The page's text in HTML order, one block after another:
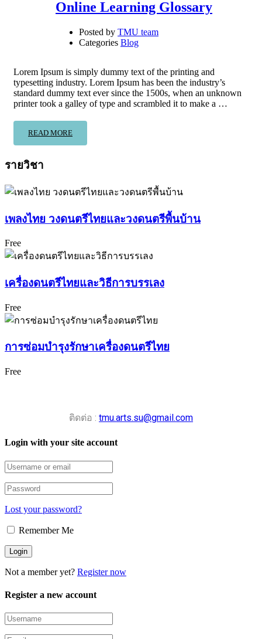
Online Learning Glossary
Posted by TMU team
Categories Blog
Lorem Ipsum is simply dummy text of the printing and
typesetting industry. Lorem Ipsum has been the industry’s
standard dummy text ever since the 1500s, when an unknown
printer took a galley of type and scrambled it to make a …
READ MORE
รายวิชา
เพลงไทย วงดนตรีไทยและวงดนตรีพื้นบ้าน
Free
เครื่องดนตรีไทยและวิธีการบรรเลง
Free
การซ่อมบำรุงรักษาเครื่องดนตรีไทย
Free
ติดต่อ : tmu.arts.su@gmail.com
Login with your site account
Lost your password?
Remember Me
Not a member yet? Register now
Register a new account